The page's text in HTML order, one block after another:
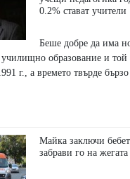
0.2% стават учители
Беше добре да има
образование и той
г., а времето твърде
Майка заключи
забрави го на жегата